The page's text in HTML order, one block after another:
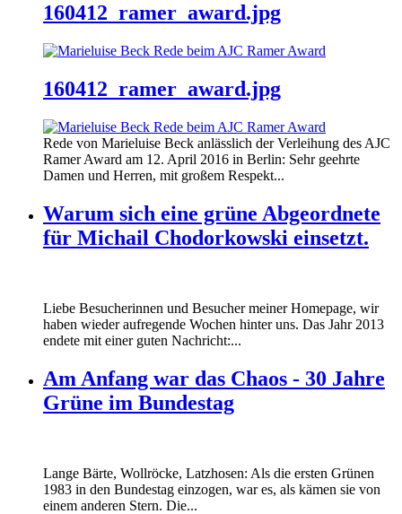
160412_ramer_award.jpg
160412_ramer_award.jpg
Rede von Marieluise Beck anlässlich der Verleihung des AJC
Ramer Award am 12. April 2016 in Berlin: Sehr geehrte
Damen und Herren, mit großem Respekt...
Warum sich eine grüne Abgeordnete
für Michail Chodorkowski einsetzt.
Liebe Besucherinnen und Besucher meiner Homepage, wir
haben wieder aufregende Wochen hinter uns. Das Jahr 2013
endete mit einer guten Nachricht:...
Am Anfang war das Chaos - 30 Jahre
Grüne im Bundestag
Lange Bärte, Wollröcke, Latzhosen: Als die ersten Grünen
1983 in den Bundestag einzogen, war es, als kämen sie von
einem anderen Stern. Die...